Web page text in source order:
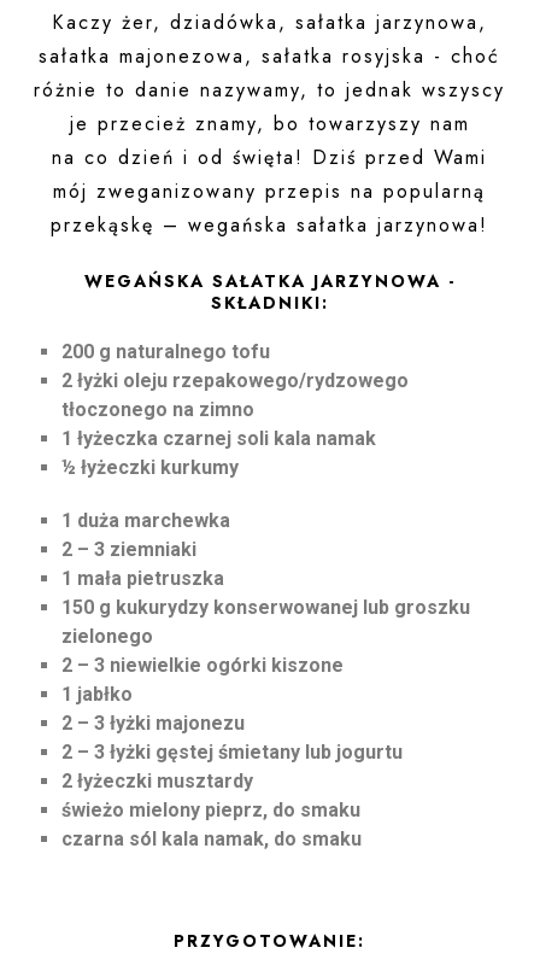
Kaczy żer, dziadówka, sałatka jarzynowa,
sałatka majonezowa, sałatka rosyjska - choć
różnie to danie nazywamy, to jednak wszyscy
je przecież znamy, bo towarzyszy nam
na co dzień i od święta! Dziś przed Wami
mój zweganizowany przepis na popularną
przekąskę – wegańska sałatka jarzynowa!
WEGAŃSKA SAŁATKA JARZYNOWA -
SKŁADNIKI:
200 g naturalnego tofu
2 łyżki oleju rzepakowego/rydzowego
tłoczonego na zimno
1 łyżeczka czarnej soli kala namak
½ łyżeczki kurkumy
1 duża marchewka
2 – 3 ziemniaki
1 mała pietruszka
150 g kukurydzy konserwowanej lub groszku
zielonego
2 – 3 niewielkie ogórki kiszone
1 jabłko
2 – 3 łyżki majonezu
2 – 3 łyżki gęstej śmietany lub jogurtu
2 łyżeczki musztardy
świeżo mielony pieprz, do smaku
czarna sól kala namak, do smaku
PRZYGOTOWANIE: